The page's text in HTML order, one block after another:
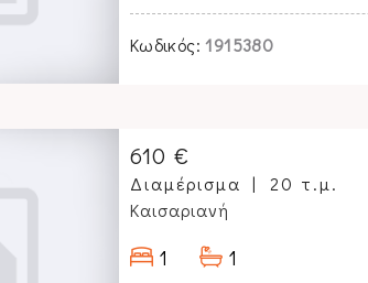
Κωδικός: 1915380
610 €
Διαμέρισμα
20 τ.μ.
Καισαριανή
1 1